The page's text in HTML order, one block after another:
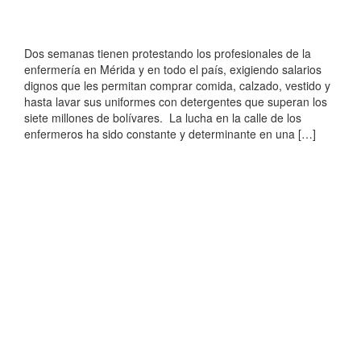
Dos semanas tienen protestando los profesionales de la
enfermería en Mérida y en todo el país, exigiendo salarios
dignos que les permitan comprar comida, calzado, vestido y
hasta lavar sus uniformes con detergentes que superan los
siete millones de bolívares. La lucha en la calle de los
enfermeros ha sido constante y determinante en una […]